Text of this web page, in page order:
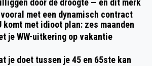
door de droogte — en dit merk
met een dynamisch contract
komt met idioot plan: zes maanden
je WW-uitkering op vakantie
je doet tussen je 45 en 65ste kan